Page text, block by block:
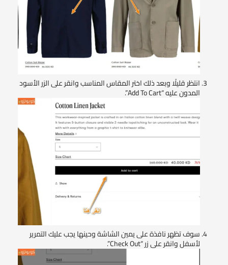
انتظر قليلًا وبعد ذلك اختر المقاس المناسب وانقر على الزر الأسود
المدون عليه “Add To Cart”.
سوف تظهر نافذة على يمين الشاشة وحينها يجب عليك التمرير
لأسفل وانقر على زر “Check Out”.